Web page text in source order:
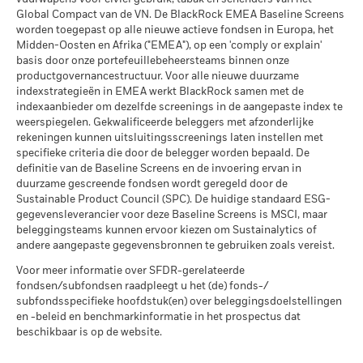
kosten. Instap-/uitstapvergoedingen worden niet in
aanmerking genomen bij de berekening.
De getoonde cijfers hebben betrekking op de prestaties in het
verleden.In het verleden behaalde resultaten vormen geen
betrouwbare indicator voor toekomstige resultaten. Markten
kunnen zich in de toekomst heel anders ontwikkelen. Het kan
u helpen om te beoordelen hoe het fonds in het verleden
werd beheerd
De prestaties worden weergegeven op basis van de netto-
inventariswaarde (NIW), waarbij de bruto-inkomsten, indien
van toepassing, worden herbelegd. Het rendement van uw
belegging kan stijgen of dalen als gevolg van
valutaschommelingen als uw belegging wordt gedaan in een
andere valuta dan die gebruikt in de berekening van de
MSCI ESG-kwaliteitsscore –
Percentiel peer
per 17/jul/2026
Fondsen in peergroup
per 17/jul/2026
MSCI Gewogen Gemiddelde
Koolstofintensiteit % Dekking
per 17/jul/2026
97,13
Alle data komen van MSCI ESG Fund Ratings per
17/jul/2026, op basis van posities per 31/mrt/2026. De
duurzaamheidskenmerken van het fonds kunnen bijgevolg
van tijd tot tijd verschillen van de MSCI ESG Fund Ratings.
Om in MSCI ESG Fund Ratings te worden opgenomen, moet
65% (of 50% voor obligatiefondsen en geldmarktfondsen)
van de brutoweging van het fonds komen van effecten die
door MSCI ESG Research zijn geanalyseerd (bepaalde
contante posities en andere activasoorten die door MSCI voor
ESG-analyse niet relevant worden geacht, worden verwijderd
Betrokkenheid van
bedrijfsleven Dekking
per 30/jun/2026
Percentage niet-gedekt
Fonds
per 30/jun/2026
0,28%
De blootstellingen van BlackRock inzake betrokkenheid van
het bedrijfsleven, zoals hierboven weergegeven voor
Ketelkool en Oliezand, worden berekend en gerapporteerd
voor bedrijven die meer dan 5% van hun inkomsten
genereren uit ketelkool of oliezand zoals bepaald door MSCI
inkomsten genereren uit ketelkool of oliezand (met een
inkomstendrempel van 0%), zoals bepaald door MSCI ESG
Research, geldt het volgende: voor ketelkool 0,00% en voor
oliezand 0,00%.
Global Compact van de VN. De BlackRock EMEA Baseline Screens
worden toegepast op alle nieuwe actieve fondsen in Europa, het
Midden-Oosten en Afrika ("EMEA"), op een 'comply or explain'
basis door onze portefeuillebeheersteams binnen onze
productgovernancestructuur. Voor alle nieuwe duurzame
indexstrategieën in EMEA werkt BlackRock samen met de
indexaanbieder om dezelfde screenings in de aangepaste index te
weerspiegelen. Gekwalificeerde beleggers met afzonderlijke
rekeningen kunnen uitsluitingsscreenings laten instellen met
specifieke criteria die door de belegger worden bepaald. De
definitie van de Baseline Screens en de invoering ervan in
duurzame gescreende fondsen wordt geregeld door de
Sustainable Product Council (SPC). De huidige standaard ESG-
gegevensleverancier voor deze Baseline Screens is MSCI, maar
beleggingsteams kunnen ervoor kiezen om Sustainalytics of
andere aangepaste gegevensbronnen te gebruiken zoals vereist.
Voor meer informatie over SFDR-gerelateerde
fondsen/subfondsen raadpleegt u het (de) fonds-/
subfondsspecifieke hoofdstuk(en) over beleggingsdoelstellingen
en -beleid en benchmarkinformatie in het prospectus dat
beschikbaar is op de website.